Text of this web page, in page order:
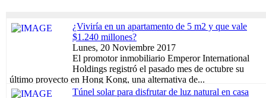
¿Viviría en un apartamento de 5 m2 y que vale
$1.240 millones?
Lunes, 20 Noviembre 2017
El promotor inmobiliario Emperor International
Holdings registró el pasado mes de octubre su
último proyecto en Hong Kong, una alternativa de...
Túnel solar para disfrutar de luz natural en casa